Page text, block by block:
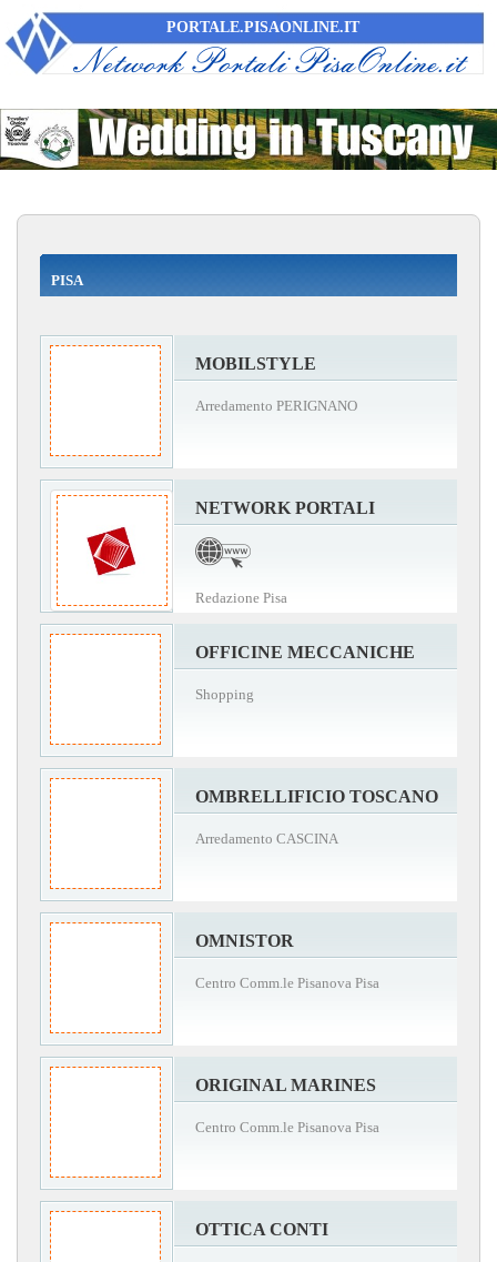
PORTALE.PISAONLINE.IT
PISA
MOBILSTYLE
Arredamento PERIGNANO
NETWORK PORTALI
Redazione Pisa
OFFICINE MECCANICHE
Shopping
OMBRELLIFICIO TOSCANO
Arredamento CASCINA
OMNISTOR
Centro Comm.le Pisanova Pisa
ORIGINAL MARINES
Centro Comm.le Pisanova Pisa
OTTICA CONTI